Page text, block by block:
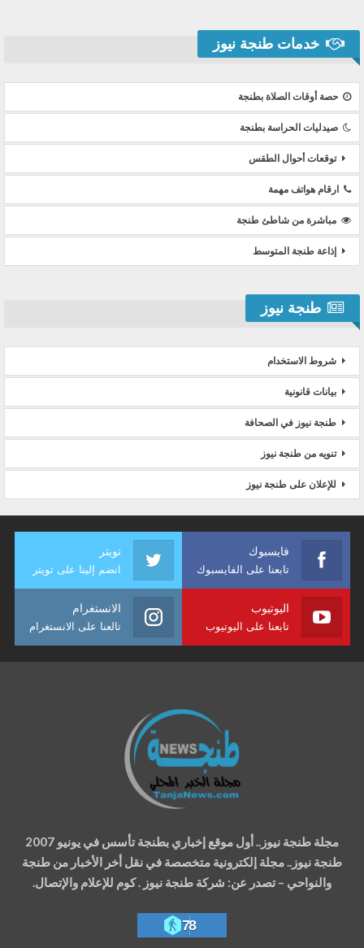
خدمات طنجة نيوز
حصة أوقات الصلاة بطنجة
صيدليات الحراسة بطنجة
توقعات أحوال الطقس
ارقام هواتف مهمة
مباشرة من شاطئ طنجة
إذاعة طنجة المتوسط
طنجة نيوز
شروط الاستخدام
بيانات قانونية
طنجة نيوز في الصحافة
تنويه من طنجة نيوز
للإعلان على طنجة نيوز
فايسبوك
تابعنا على الفايسبوك
تويتر
انضم إلينا على تويتر
اليوتيوب
تابعنا على اليوتيوب
الانستغرام
تالعنا على الانستغرام
مجلة طنجة نيوز.. أول موقع إخباري بطنجة تأسس في يونيو 2007
طنجة نيوز.. مجلة إلكترونية متخصصة في نقل أخر الأخبار من طنجة
والنواحي – تصدر عن: شركة طنجة نيوز . كوم للإعلام والإتصال.
78